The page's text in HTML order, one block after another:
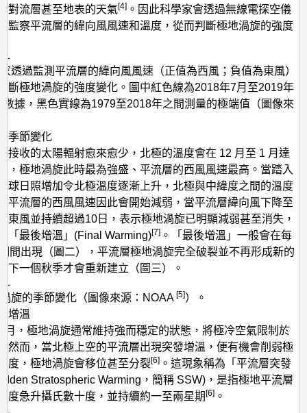
對流層甚至地表的天氣[4] 。因此科學家會透過無線電探空儀
監察平流層的緯向風風速和溫度，從而判斷極地渦旋的強度
透過監測平流層的緯向風風速（正值為西風；負值為東風）
斷極地渦旋的強度變化。圖中紅色線為2018年7月至2019年
數據，黑色實線為1979至2018年之間測量的極端值（圖像來
季節變化
接收的太陽輻射愈來愈少，北極的溫度會在 12 月至 1 月達
，極地渦旋此時最為強盛、平流層的西風風速最高。當踏入
球日照增加令北極溫度逐漸上升，北極與中緯度之間的溫度
平流層的西風風速因此會開始減弱，當平流層緯向風下降至
東風並持續超過10日，表示極地渦旋已明顯減弱甚至消失，
「最後增溫」(Final Warming)[7] 。「最後增溫」一般會在每
間出現（圖二），平流層極地渦旋完全破裂並不再形成新的
下一個秋季才會重新建立（圖三）。
旋的季節變化（圖像來源：NOAA[5]）。
增溫
月，極地渦旋通常維持強而穩定的狀態，將極冷空氣限制於
然而，當北極上空的平流層出現突發增溫，便有機會削弱極
度，極地渦旋會移位甚至分裂[6] 。這現象稱為「平流層突發
Stratospheric Warming，簡稱 SSW)，是指極地平流層
度急升攝氏數十度，並持續約一至兩星期[6] 。